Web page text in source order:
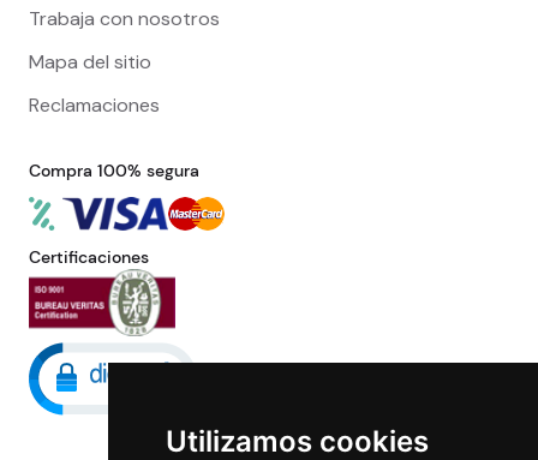
Utilizamos cookies
Trabaja con nosotros
Mapa del sitio
Reclamaciones
Compra 100% segura
Certificaciones